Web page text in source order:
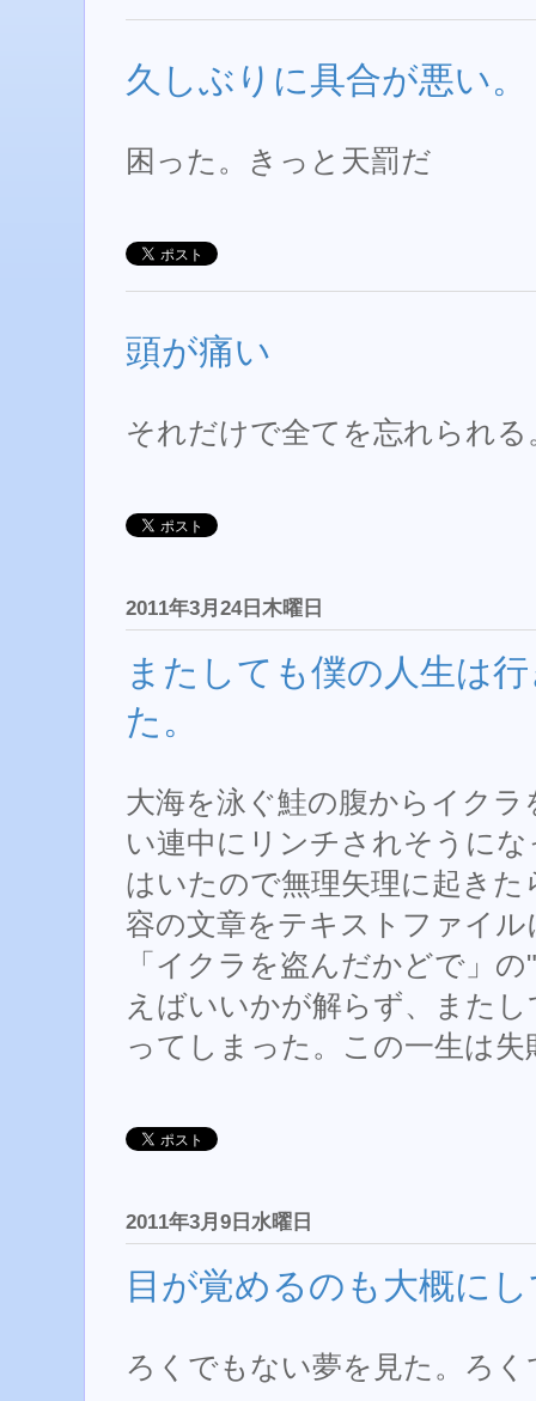
久しぶりに具合が悪い。
困った。きっと天罰だ
頭が痛い
それだけで全てを忘れられる
2011年3月24日木曜日
またしても僕の人生は
た。
大海を泳ぐ鮭の腹からイク
い連中にリンチされそうに
はいたので無理矢理に起き
容の文章をテキストファイ
「イクラを盗んだかどで」
えばいいかが解らず、また
ってしまった。この一生は
2011年3月9日水曜日
目が覚めるのも大概に
ろくでもない夢を見た。ろ